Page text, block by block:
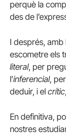
perquè la
des de
I després,
escometre els
literal, per
l’inferencial,
deduir, i el crític
En definitiva,
nostres